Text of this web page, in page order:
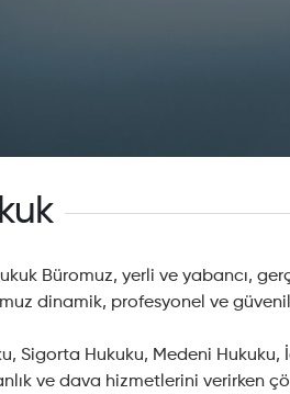
Büromuz, yerli ve yabancı,
dinamik, profesyonel ve
Sigorta Hukuku, Medeni
ve dava hizmetlerini verirken